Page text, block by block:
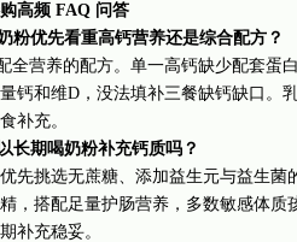
高频 FAQ 问答
粉优先看重高钙营养还是综合配方？
全营养的配方。单一高钙缺少配套蛋
钙和维D，没法填补三餐缺钙缺口。
补充。
长期喝奶粉补充钙质吗？
先挑选无蔗糖、添加益生元与益生菌
，搭配足量护肠营养，多数敏感体质
补充稳妥。